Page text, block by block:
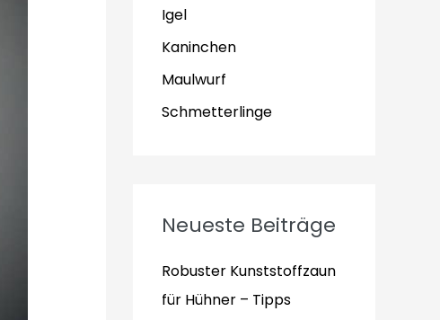
Igel
Kaninchen
Maulwurf
Schmetterlinge
Neueste Beiträge
Robuster Kunststoffzaun
für Hühner – Tipps